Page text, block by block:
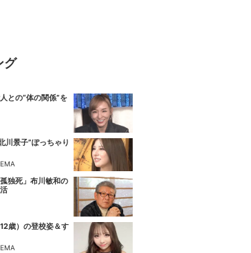
グ
との“体の関係”を
川景子”ぽっちゃり
独死」布川敏和の
歳）の登校姿＆す